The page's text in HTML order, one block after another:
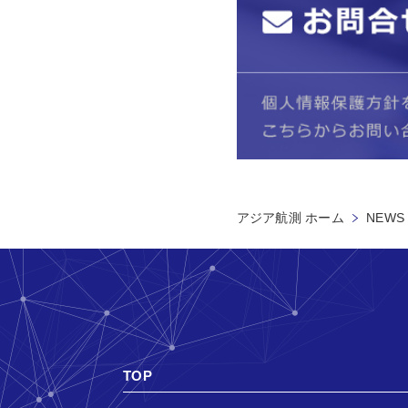
アジア航測 ホーム NEWS
TOP